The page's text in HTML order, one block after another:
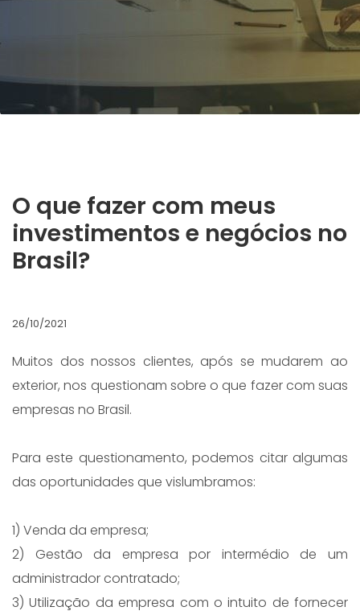
O que fazer com meus
investimentos e negócios no
Brasil?
26/10/2021
Muitos dos nossos clientes, após se mudarem ao
exterior, nos questionam sobre o que fazer com suas
empresas no Brasil.
Para este questionamento, podemos citar algumas
das oportunidades que vislumbramos:
1) Venda da empresa;
2) Gestão da empresa por intermédio de um
administrador contratado;
3) Utilização da empresa com o intuito de fornecer